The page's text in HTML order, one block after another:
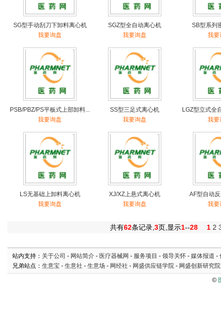
SG型手动刮刀下卸料离心机
我要询盘
SGZ型全自动离心机
我要询盘
SB型系列
我要
PSB/PBZ/PS平板式上部卸料...
我要询盘
SS型三足式离心机
我要询盘
LGZ型立式全
我要
LS无基础上卸料离心机
我要询盘
XJ/XZ上悬式离心机
我要询盘
AF型自动
我要
共有62条记录, 3页,显示1--28 1 2
站内支持： 关于公司 - 网站简介 - 医疗器械网 - 服务项目 - 领导关怀 - 媒体报道 -
兄弟站点： 生意宝 - 生意社 - 生意场 - 网经社 - 网盛供应链学院 - 网盛创新研究院
©